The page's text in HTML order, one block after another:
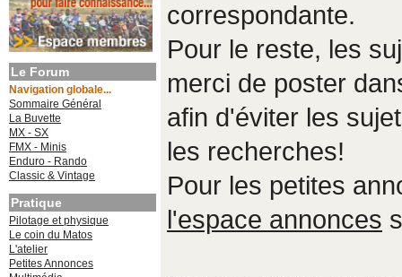
Le Forum
Navigation globale...
Sommaire Général
La Buvette
MX - SX
FMX - Minis
Enduro - Rando
Classic & Vintage
Pratique
Pilotage et physique
Le coin du Matos
L'atelier
Petites Annonces
correspondante.
Pour le reste, les
merci de poster
afin d'éviter les
les recherches!
Pour les petites
l'espace annonces